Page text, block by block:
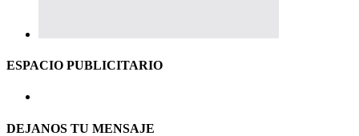
ESPACIO PUBLICITARIO
DEJANOS TU MENSAJE